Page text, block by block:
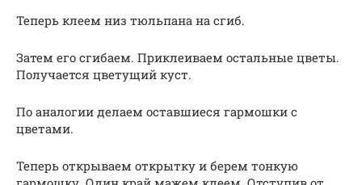
Теперь клеем низ тюльпана на сгиб.
Затем его сгибаем. Приклеиваем остальные цветы.
Получается цветущий куст.
По аналогии делаем оставшиеся гармошки с
цветами.
Теперь открываем открытку и берем тонкую